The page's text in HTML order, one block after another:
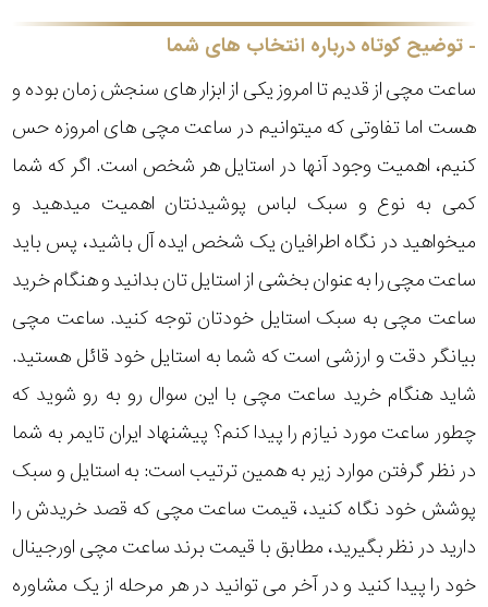
توضیح کوتاه درباره انتخاب های شما
ساعت مچی از قدیم تا امروز یکی از ابزار های سنجش زمان بوده و
هست اما تفاوتی که میتوانیم در ساعت مچی های امروزه حس
کنیم، اهمیت وجود آنها در استایل هر شخص است. اگر که شما
کمی به نوع و سبک لباس پوشیدنتان اهمیت میدهید و
میخواهید در نگاه اطرافیان یک شخص ایده آل باشید، پس باید
ساعت مچی را به عنوان بخشی از استایل تان بدانید و هنگام خرید
ساعت مچی به سبک استایل خودتان توجه کنید. ساعت مچی
بیانگر دقت و ارزشی است که شما به استایل خود قائل هستید.
شاید هنگام خرید ساعت مچی با این سوال رو به رو شوید که
چطور ساعت مورد نیازم را پیدا کنم؟ پیشنهاد ایران تایمر به شما
در نظر گرفتن موارد زیر به همین ترتیب است: به استایل و سبک
پوشش خود نگاه کنید، قیمت ساعت مچی که قصد خریدش را
دارید در نظر بگیرید، مطابق با قیمت برند ساعت مچی اورجینال
خود را پیدا کنید و در آخر می توانید در هر مرحله از یک مشاوره
جگوار
متی
تیسوت
مازراتی
نمایش
بیشتر...
جنسیت
رده
نمایش
بیشتر...
محدوده